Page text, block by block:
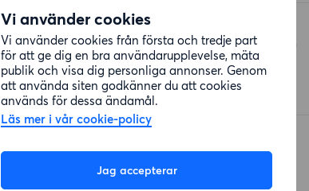
Vi använder cookies
Vi använder cookies från första och tredje part
för att ge dig en bra användarupplevelse, mäta
publik och visa dig personliga annonser. Genom
att använda siten godkänner du att cookies
används för dessa ändamål.
Läs mer i vår cookie-policy
Jag accepterar
Älvsjö Torg 4(709 meter)